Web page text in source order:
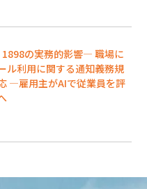
1898の実務的影響― 職場に
ル利用に関する通知義務規
―雇用主がAIで従業員を評